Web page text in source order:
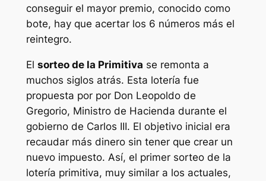
conseguir el mayor premio, conocido como
bote, hay que acertar los 6 números más el
reintegro.
El sorteo de la Primitiva se remonta a
muchos siglos atrás. Esta lotería fue
propuesta por por Don Leopoldo de
Gregorio, Ministro de Hacienda durante el
gobierno de Carlos III. El objetivo inicial era
recaudar más dinero sin tener que crear un
nuevo impuesto. Así, el primer sorteo de la
lotería primitiva, muy similar a los actuales,